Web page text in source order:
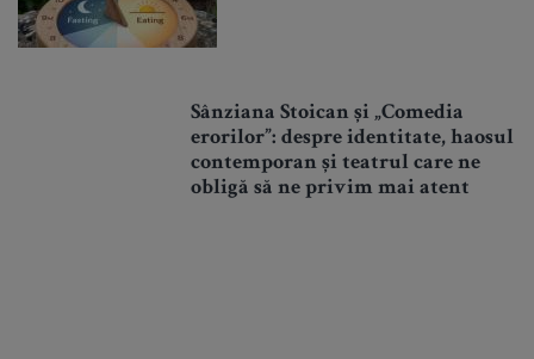
Sânziana Stoican și „Comedia
erorilor”: despre identitate, haosul
contemporan și teatrul care ne
obligă să ne privim mai atent